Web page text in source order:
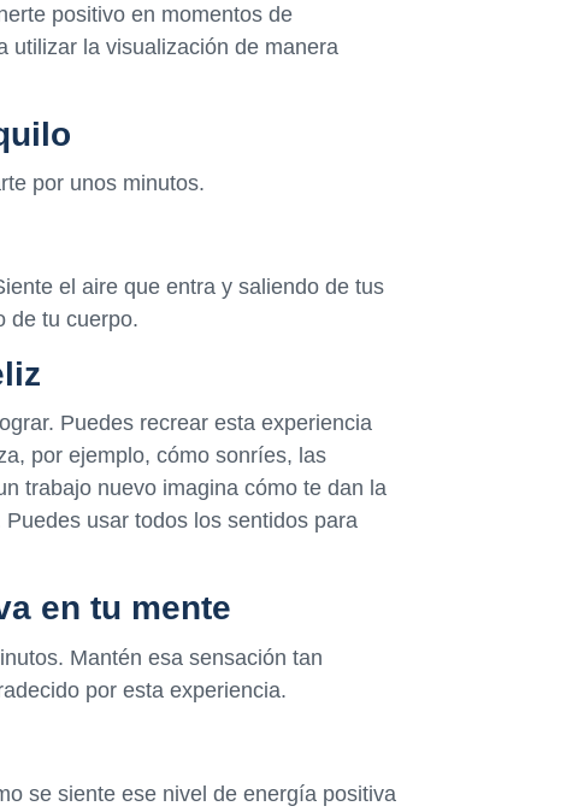
positivo en momentos de
utilizar la visualización de manera
por unos minutos.
el aire que entra y saliendo de tus
de tu cuerpo.
Puedes recrear esta experiencia
por ejemplo, cómo sonríes, las
trabajo nuevo imagina cómo te dan la
usar todos los sentidos para
en tu mente
Mantén esa sensación tan
por esta experiencia.
se siente ese nivel de energía positiva